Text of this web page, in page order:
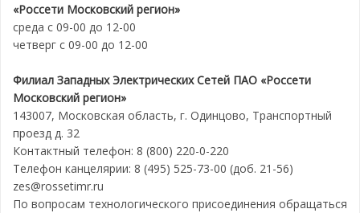
«Россети Московский регион»
среда с 09-00 до 12-00
четверг с 09-00 до 12-00
Филиал Западных Электрических Сетей ПАО «Россети
Московский регион»
143007, Московская область, г. Одинцово, Транспортный
проезд д. 32
Контактный телефон: 8 (800) 220-0-220
Телефон канцелярии: 8 (495) 525-73-00 (доб. 21-56)
zes@rossetimr.ru
По вопросам технологического присоединения обращаться